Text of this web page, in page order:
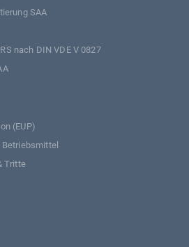
SAA
nach DIN VDE V 0827
(EUP)
Betriebsmittel
Tritte